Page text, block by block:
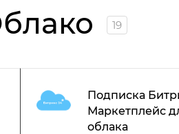
19
Подписка
Маркетплейс
облака